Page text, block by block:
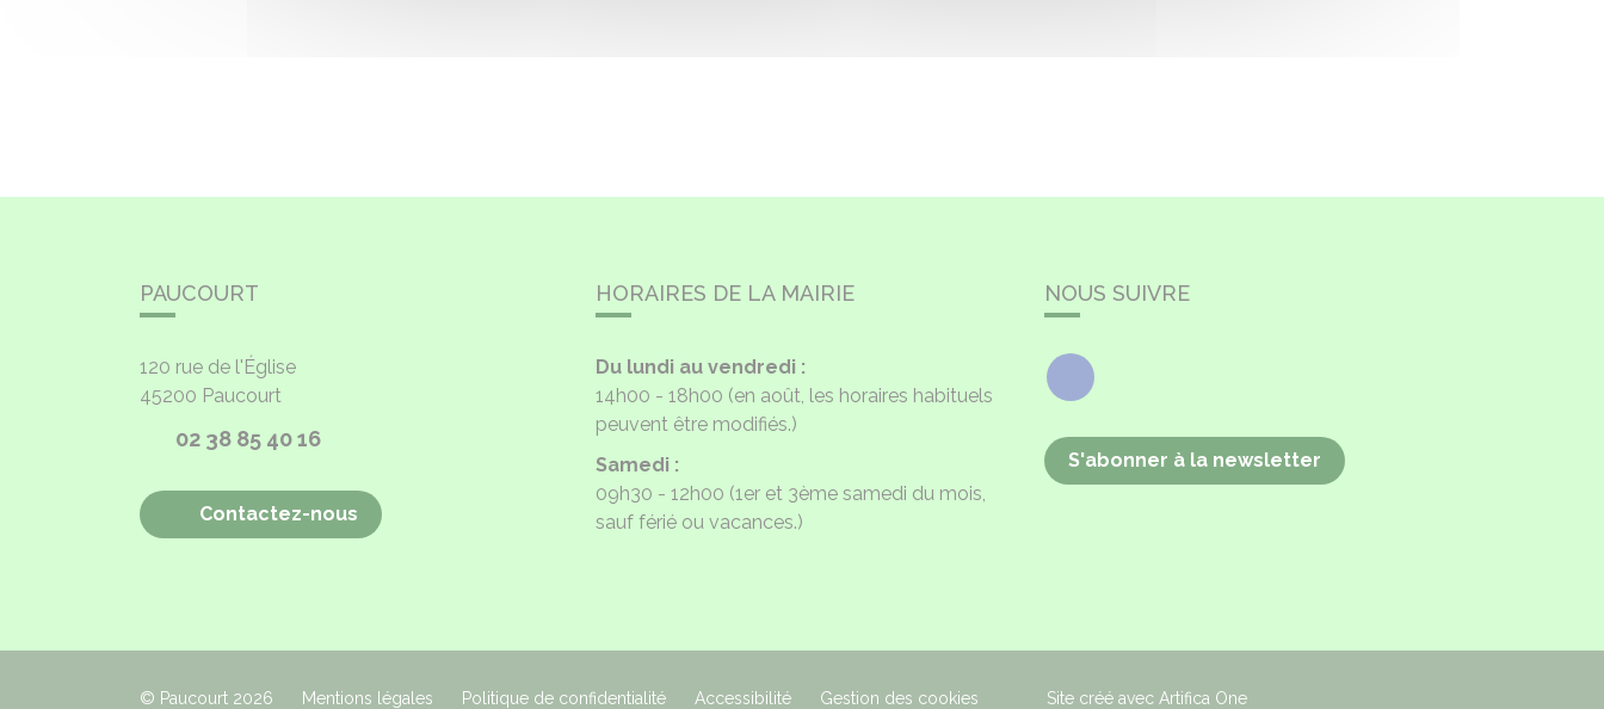
PAUCOURT
120 rue de l'Église
45200 Paucourt
02 38 85 40 16
Contactez-nous
HORAIRES DE LA MAIRIE
Du lundi au vendredi :
14h00 - 18h00 (en août, les horaires habituels
peuvent être modifiés.)
Samedi :
09h30 - 12h00 (1er et 3ème samedi du mois,
sauf férié ou vacances.)
NOUS SUIVRE
Facebook
S'abonner à la newsletter
© Paucourt 2026 Mentions légales Politique de confidentialité Accessibilité Gestion des cookies Site créé avec Artifica One